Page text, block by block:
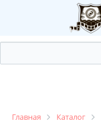
Главная Каталог